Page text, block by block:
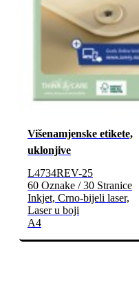
Višenamjenske etikete,
uklonjive
L4734REV-25
60 Oznake / 30 Stranice
Inkjet, Crno-bijeli laser,
Laser u boji
A4